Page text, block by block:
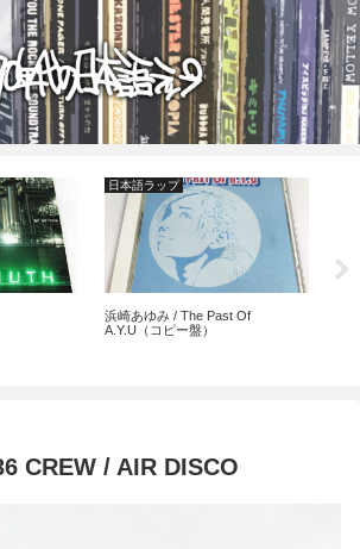
日本語ラップ
浜崎あゆみ / The Past Of
A.Y.U（コピー盤）
CREW / AIR DISCO